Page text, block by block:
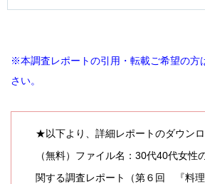
※本調査レポートの引用・転載ご希望の方
さい。
★以下より、詳細レポートのダウンロ
（無料）ファイル名：30代40代女性
関する調査レポート（第６回 『料